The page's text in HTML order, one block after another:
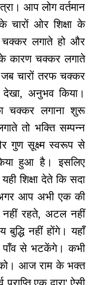
आप लोग वर्तमान
चारों ओर शिक्षा के
चक्कर लगाते हो और
कारण चक्कर लगाते
चारों तरफ चक्कर
अनुभव किया।
चक्कर लगाना शुरू
तो भक्ति सम्पन्न
गुण सूक्ष्म स्वरूप से
हुआ है। इसलिए
शिक्षा देते कि सदा
आप अभी एक की
रहते, अटल नहीं
नहीं होंगे। यहाँ
पाँव से भटकेंगे। कभी
आज राम के भक्त